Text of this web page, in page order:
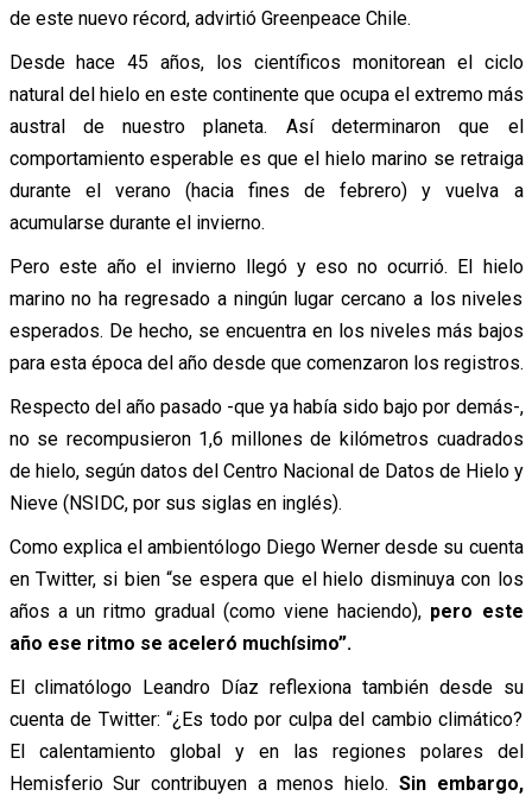
de este nuevo récord, advirtió Greenpeace Chile.
Desde hace 45 años, los científicos monitorean el ciclo
natural del hielo en este continente que ocupa el extremo más
austral de nuestro planeta. Así determinaron que el
comportamiento esperable es que el hielo marino se retraiga
durante el verano (hacia fines de febrero) y vuelva a
acumularse durante el invierno.
Pero este año el invierno llegó y eso no ocurrió. El hielo
marino no ha regresado a ningún lugar cercano a los niveles
esperados. De hecho, se encuentra en los niveles más bajos
para esta época del año desde que comenzaron los registros.
Respecto del año pasado -que ya había sido bajo por demás-,
no se recompusieron 1,6 millones de kilómetros cuadrados
de hielo, según datos del Centro Nacional de Datos de Hielo y
Nieve (NSIDC, por sus siglas en inglés).
Como explica el ambientólogo Diego Werner desde su cuenta
en Twitter, si bien “se espera que el hielo disminuya con los
años a un ritmo gradual (como viene haciendo), pero este
año ese ritmo se aceleró muchísimo”.
El climatólogo Leandro Díaz reflexiona también desde su
cuenta de Twitter: “¿Es todo por culpa del cambio climático?
El calentamiento global y en las regiones polares del
Hemisferio Sur contribuyen a menos hielo. Sin embargo,